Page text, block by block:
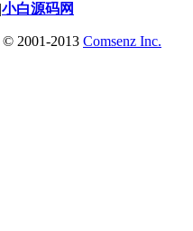
小白源码网
© 2001-2013 Comsenz Inc.